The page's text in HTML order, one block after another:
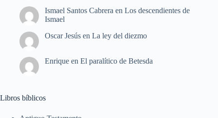
Ismael Santos Cabrera en Los descendientes de
Ismael
Oscar Jesús en La ley del diezmo
Enrique en El paralítico de Betesda
Libros bíblicos